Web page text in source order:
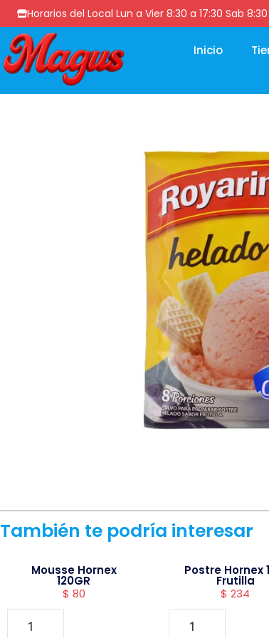
Horarios del Local Lun a Vier 8:30 a 17:30 Sab
Inicio
También te podría interesar
Mousse Hornex
120GR
$ 80
Postre Hornex
Frutilla
$ 234